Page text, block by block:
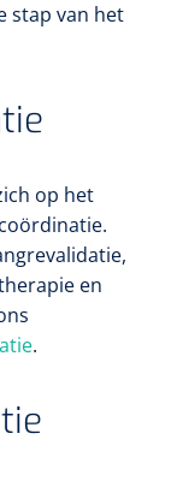
x 25 st
stap van het
op het
en
.